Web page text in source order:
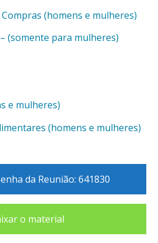
(homens e mulheres)
(somente para mulheres)
e mulheres)
(homens e mulheres)
da Reunião: 641830
o material